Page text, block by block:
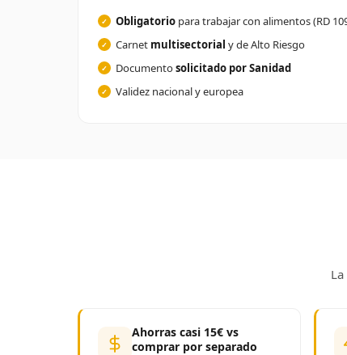
Obligatorio para trabajar con alimentos (RD
Carnet multisectorial y de Alto Riesgo
Documentosolicitado por Sanidad
Validez nacional y europea
Ahorras casi 15€ vs
comprar por separado